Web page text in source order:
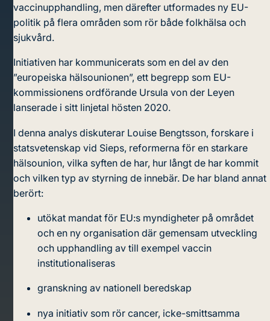
vaccinupphandling, men därefter utformades ny EU-
politik på flera områden som rör både folkhälsa och
sjukvård.
Initiativen har kommunicerats som en del av den
”europeiska hälsounionen”, ett begrepp som EU-
kommissionens ordförande Ursula von der Leyen
lanserade i sitt linjetal hösten 2020.
I denna analys diskuterar Louise Bengtsson, forskare i
statsvetenskap vid Sieps, reformerna för en starkare
hälsounion, vilka syften de har, hur långt de har kommit
och vilken typ av styrning de innebär. De har bland annat
berört:
utökat mandat för EU:s myndigheter på området
och en ny organisation där gemensam utveckling
och upphandling av till exempel vaccin
institutionaliseras
granskning av nationell beredskap
nya initiativ som rör cancer, icke-smittsamma